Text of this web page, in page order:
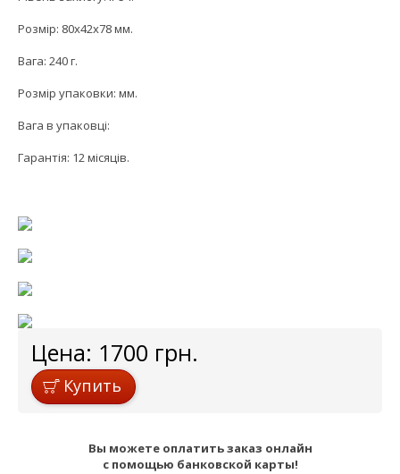
Розмір: 80x42x78 мм.
Вага: 240 г.
Розмір упаковки: мм.
Вага в упаковці:
Гарантія: 12 місяців.
Цена: 1700 грн.
Купить
Вы можете оплатить заказ онлайн
с помощью банковской карты!